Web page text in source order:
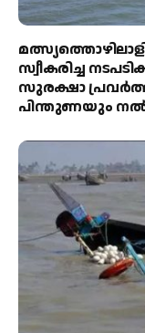
സ്വീകരിച്ച
സുരക്ഷാ
പിന്തുണയും